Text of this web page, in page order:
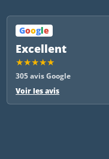
Google
Excellent
★★★★★
305 avis Google
Voir les avis